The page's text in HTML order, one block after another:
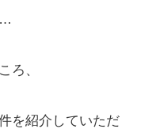
…
ろ、
を紹介していただ